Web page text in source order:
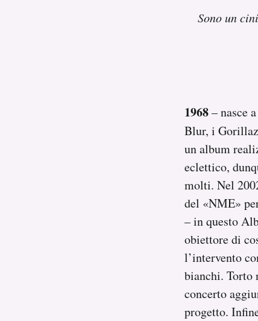
Sono un
1968– nasce
Blur, i
un album
eclettico,
molti. Nel
del «NME»
– in questo
obiettore di
l’intervento
bianchi. Torto
concerto
progetto.